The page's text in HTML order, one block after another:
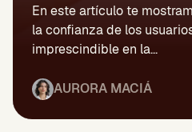
En este artículo te
la confianza de los
imprescindible en la...
AURORA MACIÁ